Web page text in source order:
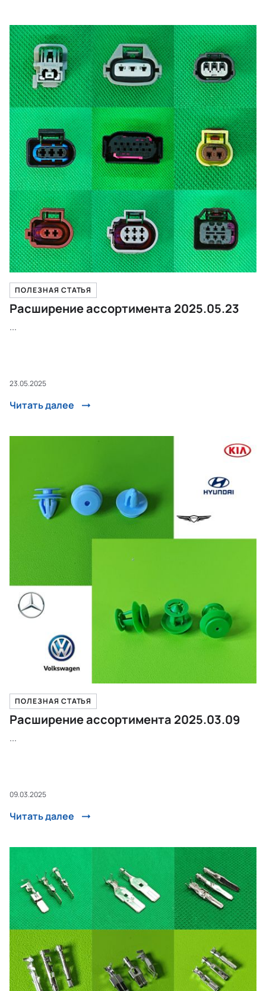
ПОЛЕЗНАЯ СТАТЬЯ
Расширение ассортимента 2025.05.23
...
23.05.2025
Читать далее
ПОЛЕЗНАЯ СТАТЬЯ
Расширение ассортимента 2025.03.09
...
09.03.2025
Читать далее